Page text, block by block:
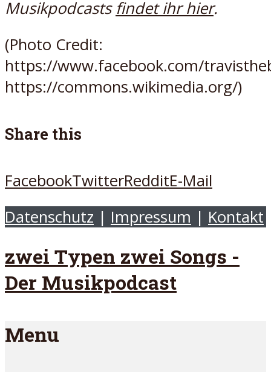
Musikpodcasts findet ihr hier.
(Photo Credit:
https://www.facebook.com/
https://commons.wikimedia.org/)
Share this
FacebookTwitterRedditE-Mail
Datenschutz | Impressum | Kontakt
zwei Typen zwei Songs -
Der Musikpodcast
Menu